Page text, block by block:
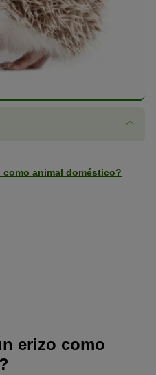
como animal doméstico?
erizo como